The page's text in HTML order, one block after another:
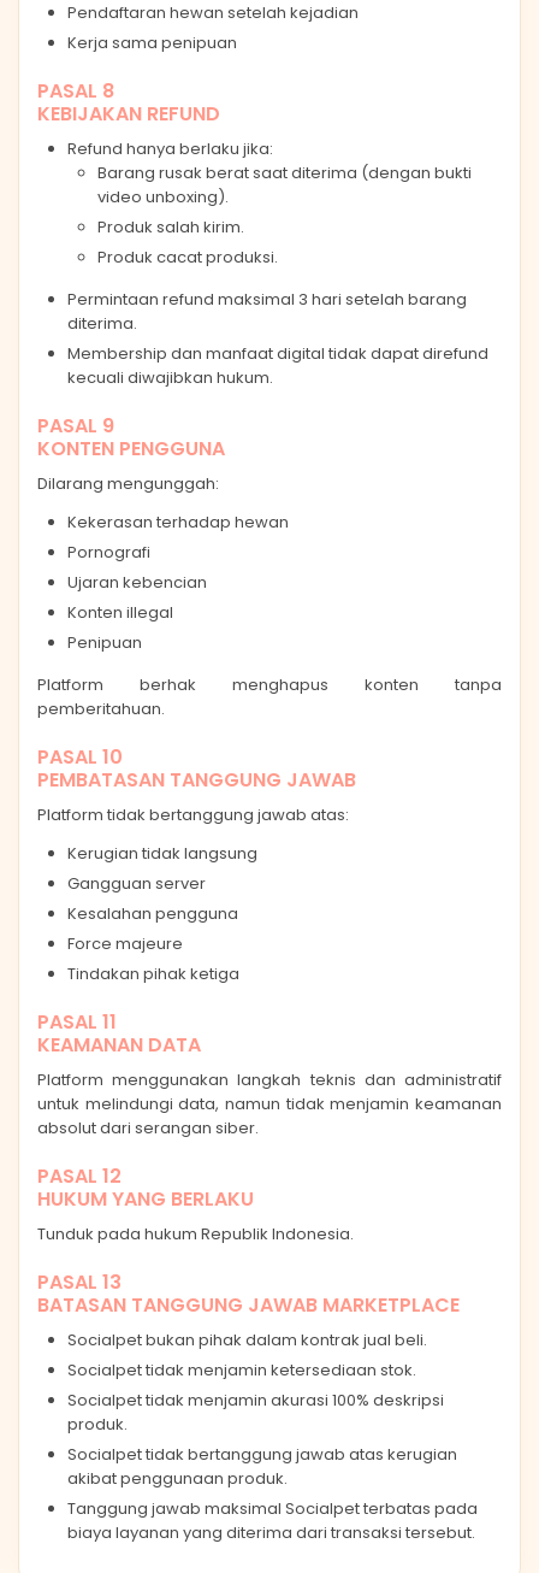
Pendaftaran hewan setelah kejadian
Kerja sama penipuan
PASAL 8
KEBIJAKAN REFUND
Refund hanya berlaku jika:
Barang rusak berat saat diterima (dengan bukti
video unboxing).
Produk salah kirim.
Produk cacat produksi.
Permintaan refund maksimal 3 hari setelah barang
diterima.
Membership dan manfaat digital tidak dapat direfund
kecuali diwajibkan hukum.
PASAL 9
KONTEN PENGGUNA
Dilarang mengunggah:
Kekerasan terhadap hewan
Pornografi
Ujaran kebencian
Konten illegal
Penipuan
Platform berhak menghapus konten tanpa
pemberitahuan.
PASAL 10
PEMBATASAN TANGGUNG JAWAB
Platform tidak bertanggung jawab atas:
Kerugian tidak langsung
Gangguan server
Kesalahan pengguna
Force majeure
Tindakan pihak ketiga
PASAL 11
KEAMANAN DATA
Platform menggunakan langkah teknis dan administratif
untuk melindungi data, namun tidak menjamin keamanan
absolut dari serangan siber.
PASAL 12
HUKUM YANG BERLAKU
Tunduk pada hukum Republik Indonesia.
PASAL 13
BATASAN TANGGUNG JAWAB MARKETPLACE
Socialpet bukan pihak dalam kontrak jual beli.
Socialpet tidak menjamin ketersediaan stok.
Socialpet tidak menjamin akurasi 100% deskripsi
produk.
Socialpet tidak bertanggung jawab atas kerugian
akibat penggunaan produk.
Tanggung jawab maksimal Socialpet terbatas pada
biaya layanan yang diterima dari transaksi tersebut.